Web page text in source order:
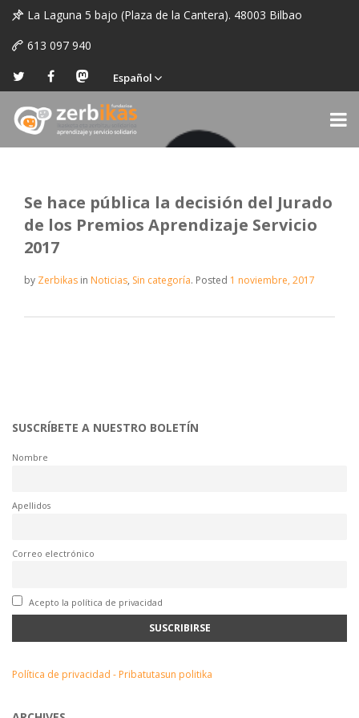
La Laguna 5 bajo (Plaza de la Cantera). 48003 Bilbao
613 097 940
Español
Se hace pública la decisión del Jurado
de los Premios Aprendizaje Servicio
2017
by Zerbikas in Noticias, Sin categoría. Posted 1 noviembre, 2017
SUSCRÍBETE A NUESTRO BOLETÍN
Nombre
Apellidos
Correo electrónico
Acepto la política de privacidad
Política de privacidad - Pribatutasun politika